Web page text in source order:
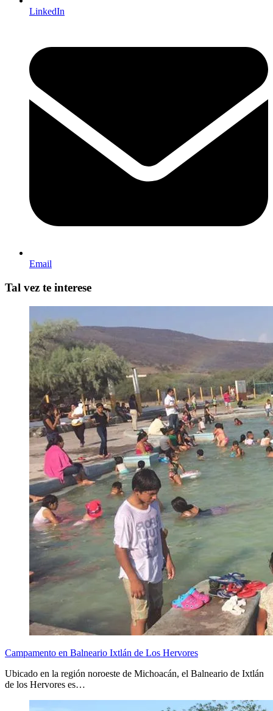
LinkedIn
Email
Tal vez te interese
Campamento en Balneario Ixtlán de Los Hervores
Ubicado en la región noroeste de Michoacán, el Balneario de Ixtlán
de los Hervores es…